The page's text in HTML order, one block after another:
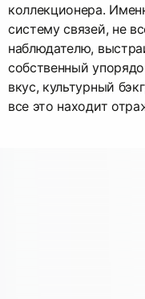
коллекционера.
систему связей, не
наблюдателю,
собственный
вкус, культурный
все это находит